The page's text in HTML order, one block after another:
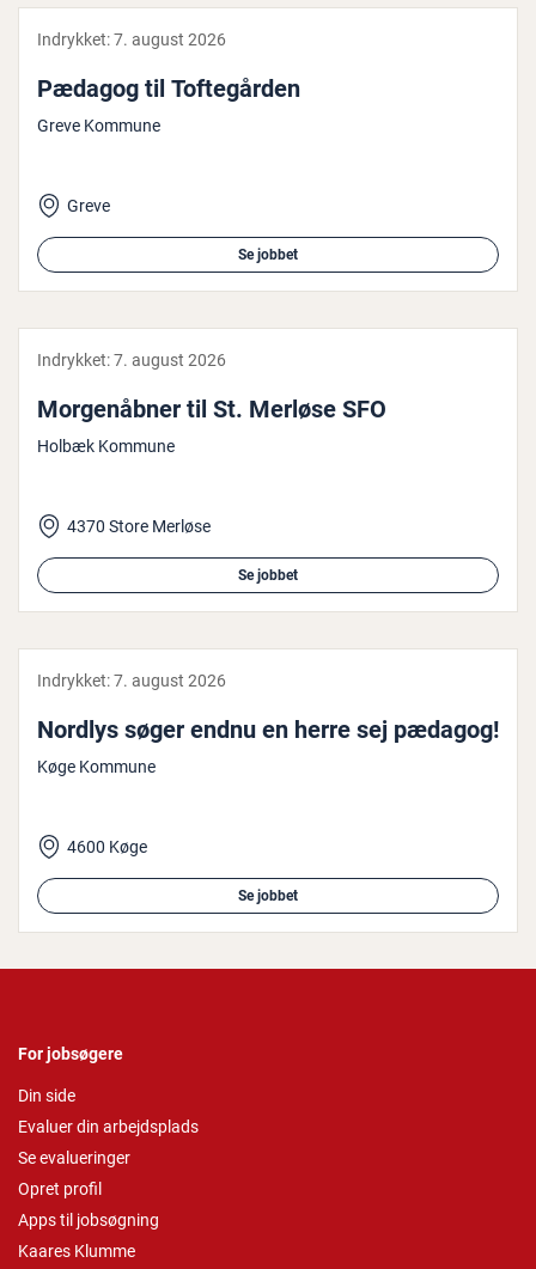
Indrykket:7. august 2026
Pædagog til Tof­te­går­den
Greve Kommune
Greve
Se jobbet
Indrykket:7. august 2026
Mor­genåb­ner til St. Merløse SFO
Holbæk Kommune
4370 Store Merløse
Se jobbet
Indrykket:7. august 2026
Nordlys søger endnu en herre sej pædagog!
Køge Kommune
4600 Køge
Se jobbet
For jobsøgere
Din side
Evaluer din arbejdsplads
Se evalueringer
Opret profil
Apps til jobsøgning
Kaares Klumme